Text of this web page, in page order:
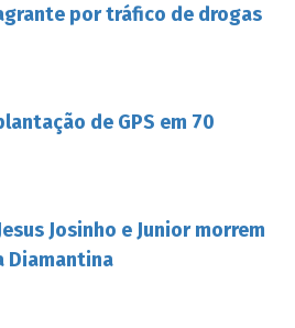
por tráfico de drogas
de GPS em 70
Josinho e Junior morrem
Diamantina